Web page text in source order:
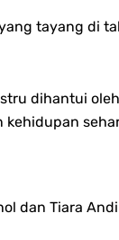
tayang di
dihantui
kehidupan
dan Tiara